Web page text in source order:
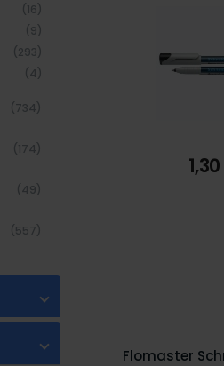
(16)
(9)
(293)
(73)
(43)
(4)
(734)
(174)
(49)
(557)
Flomaster